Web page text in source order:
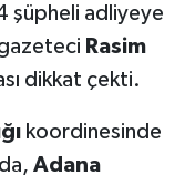
şüpheli adliyeye
Rasim
dikkat çekti.
koordinesinde
Adana